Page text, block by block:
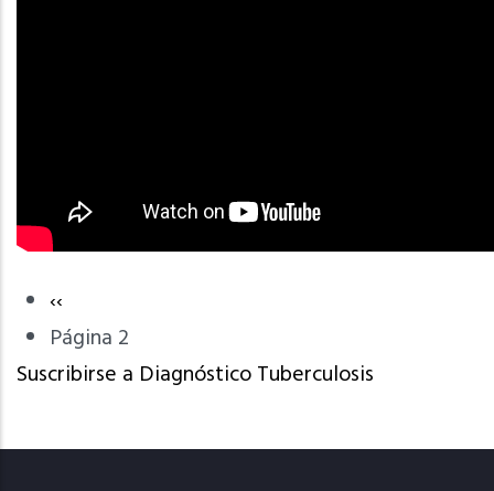
Paginación
Página
anterior
‹‹
Página 2
Suscribirse a Diagnóstico Tuberculosis